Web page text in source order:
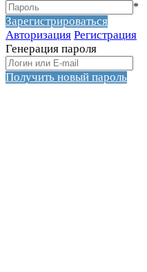
*
Зарегистрироваться
Авторизация Регистрация
Генерация пароля
Получить новый пароль